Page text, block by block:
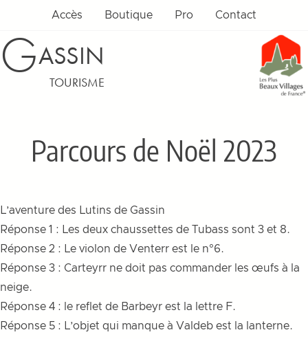
Aller au contenu
Accès Boutique Pro Contact
GASSIN
TOURISME
Parcours de Noël 2023
L’aventure des Lutins de Gassin
Réponse 1 : Les deux chaussettes de Tubass sont 3 et 8.
Réponse 2 : Le violon de Venterr est le n°6.
Réponse 3 : Carteyrr ne doit pas commander les œufs à la
neige.
Réponse 4 : le reflet de Barbeyr est la lettre F.
Réponse 5 : L’objet qui manque à Valdeb est la lanterne.